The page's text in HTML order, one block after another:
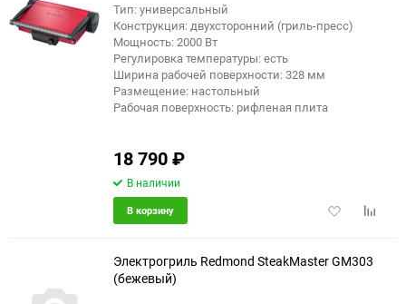
еще 2 фото
Тип: универсальный
Конструкция: двухсторонний (гриль-пресс)
Мощность: 2000 Вт
Регулировка температуры: есть
Ширина рабочей поверхности: 328 мм
Размещение: настольный
Рабочая поверхность: рифленая плита
18 790₽
В наличии
Добавить
В корзину
Электрогриль Redmond SteakMaster GM303
(бежевый)